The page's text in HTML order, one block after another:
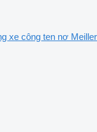
xe công ten nơ Meiller